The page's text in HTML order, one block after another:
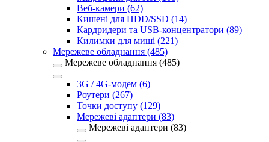
Веб-камери (62)
Кишені для HDD/SSD (14)
Кардридери та USB-концентратори (89)
Килимки для миші (221)
Мережеве обладнання (485)
Мережеве обладнання (485)
3G / 4G-модем (6)
Роутери (267)
Точки доступу (129)
Мережеві адаптери (83)
Мережеві адаптери (83)